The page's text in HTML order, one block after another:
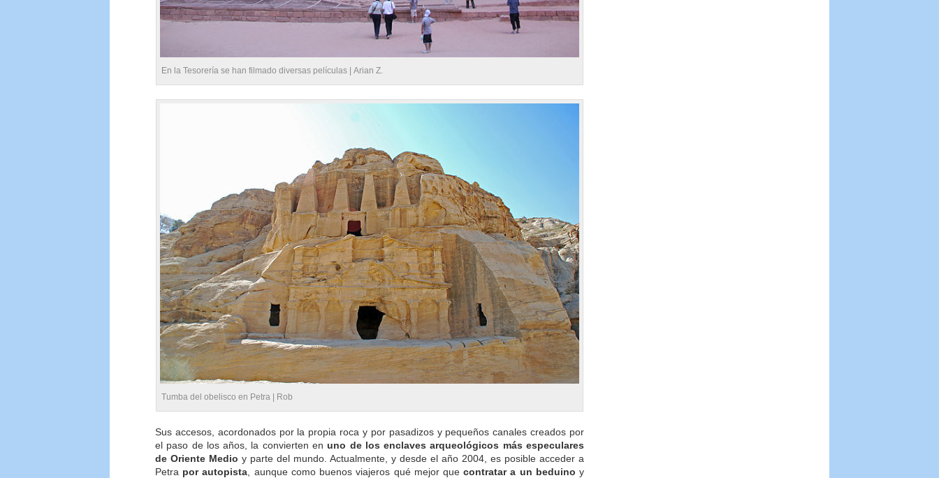
En la Tesorería se han filmado diversas películas | Arian Z.
Tumba del obelisco en Petra | Rob
Sus accesos, acordonados por la propia roca y por pasadizos y pequeños canales creados por
el paso de los años, la convierten enuno de los enclaves arqueológicos más especulares
de Oriente Medio y parte del mundo. Actualmente, y desde el año 2004, es posible acceder a
Petra por autopista , aunque como buenos viajeros qué mejor quecontratar a un beduino y